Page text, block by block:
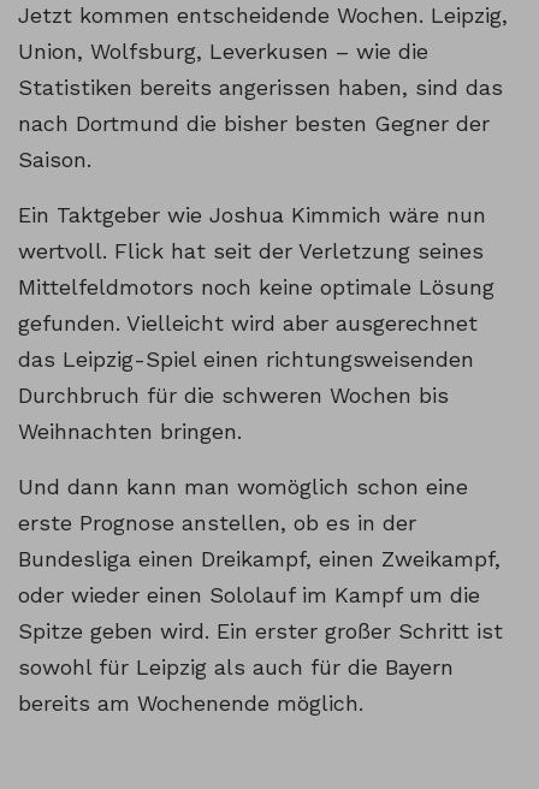
Jetzt kommen entscheidende Wochen. Leipzig,
Union, Wolfsburg, Leverkusen – wie die
Statistiken bereits angerissen haben, sind das
nach Dortmund die bisher besten Gegner der
Saison.
Ein Taktgeber wie Joshua Kimmich wäre nun
wertvoll. Flick hat seit der Verletzung seines
Mittelfeldmotors noch keine optimale Lösung
gefunden. Vielleicht wird aber ausgerechnet
das Leipzig-Spiel einen richtungsweisenden
Durchbruch für die schweren Wochen bis
Weihnachten bringen.
Und dann kann man womöglich schon eine
erste Prognose anstellen, ob es in der
Bundesliga einen Dreikampf, einen Zweikampf,
oder wieder einen Sololauf im Kampf um die
Spitze geben wird. Ein erster großer Schritt ist
sowohl für Leipzig als auch für die Bayern
bereits am Wochenende möglich.